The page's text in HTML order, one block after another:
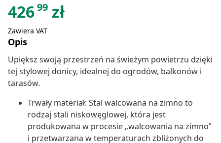
42699 zł
Zawiera VAT
Opis
Upiększ swoją przestrzeń na świeżym powietrzu dzięki
tej stylowej donicy, idealnej do ogrodów, balkonów i
tarasów.
Trwały materiał: Stal walcowana na zimno to
rodzaj stali niskowęglowej, która jest
produkowana w procesie „walcowania na zimno”
i przetwarzana w temperaturach zbliżonych do